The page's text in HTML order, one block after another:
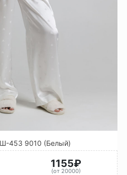
453 9010 (Белый)
1155₽
(от 20000)